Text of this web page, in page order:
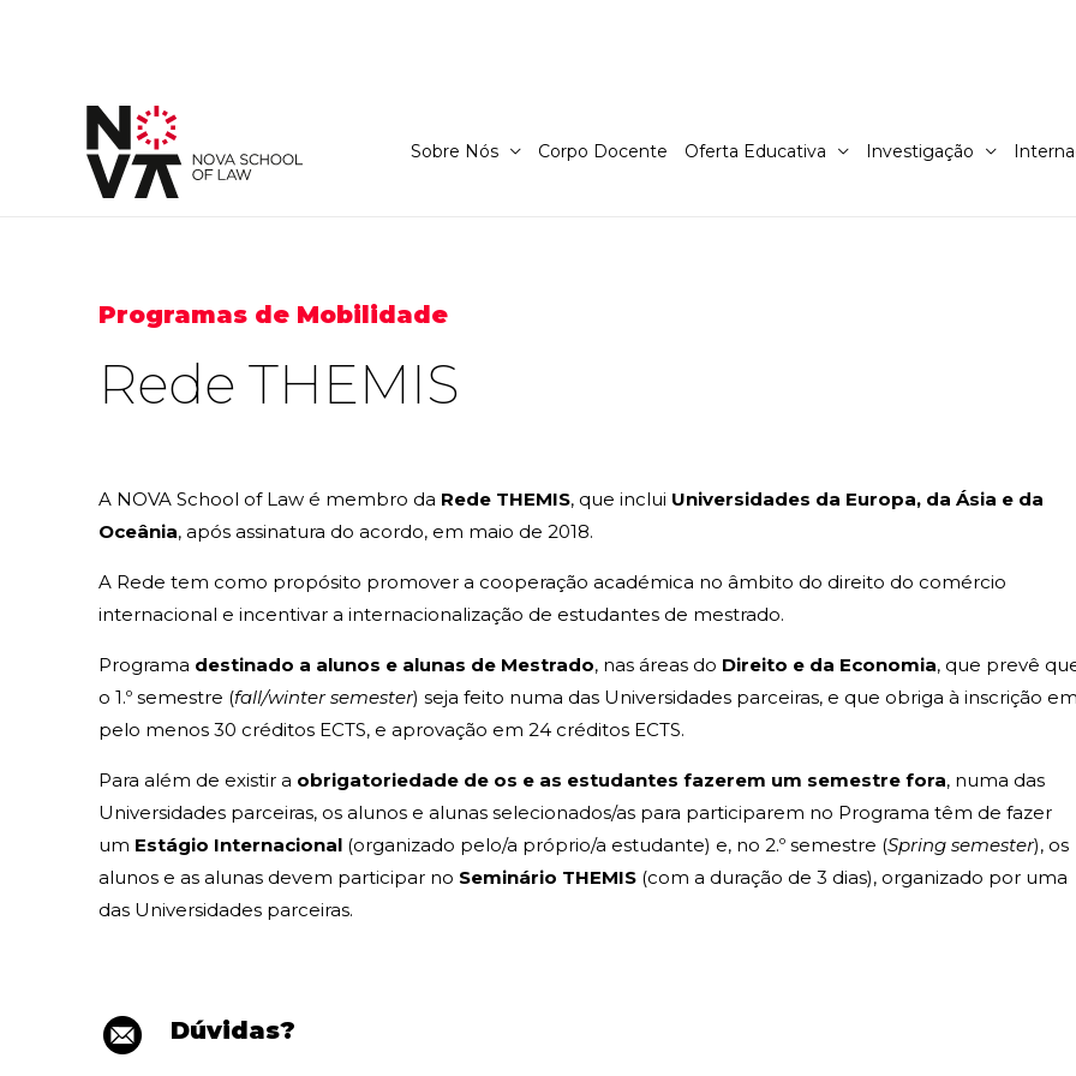
Sobre Nós Corpo Docente Oferta Educativa Investigação
Programas de Mobilidade
Rede THEMIS
A NOVA School of Law é membro da Rede THEMIS, que inclui Universidades da Europa, da Ásia e da
Oceânia, após assinatura do acordo, em maio de 2018.
A Rede tem como propósito promover a cooperação académica no âmbito do direito do comércio
internacional e incentivar a internacionalização de estudantes de mestrado.
Programa destinado a alunos e alunas de Mestrado, nas áreas do Direito e da Economia, que prevê
o 1.º semestre (fall/winter semester) seja feito numa das Universidades parceiras, e que obriga à inscrição
pelo menos 30 créditos ECTS, e aprovação em 24 créditos ECTS.
Para além de existir a obrigatoriedade de os e as estudantes fazerem um semestre fora, numa das
Universidades parceiras, os alunos e alunas selecionados/as para participarem no Programa têm de fazer
um Estágio Internacional (organizado pelo/a próprio/a estudante) e, no 2.º semestre (Spring semester), os
alunos e as alunas devem participar no Seminário THEMIS (com a duração de 3 dias), organizado por uma
das Universidades parceiras.
Dúvidas?